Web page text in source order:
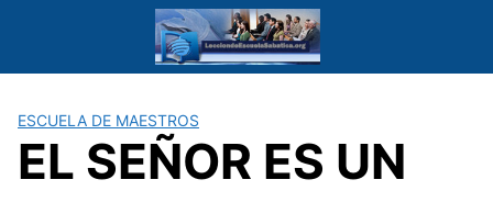
ESCUELA DE MAESTROS
EL SEÑOR ES UN